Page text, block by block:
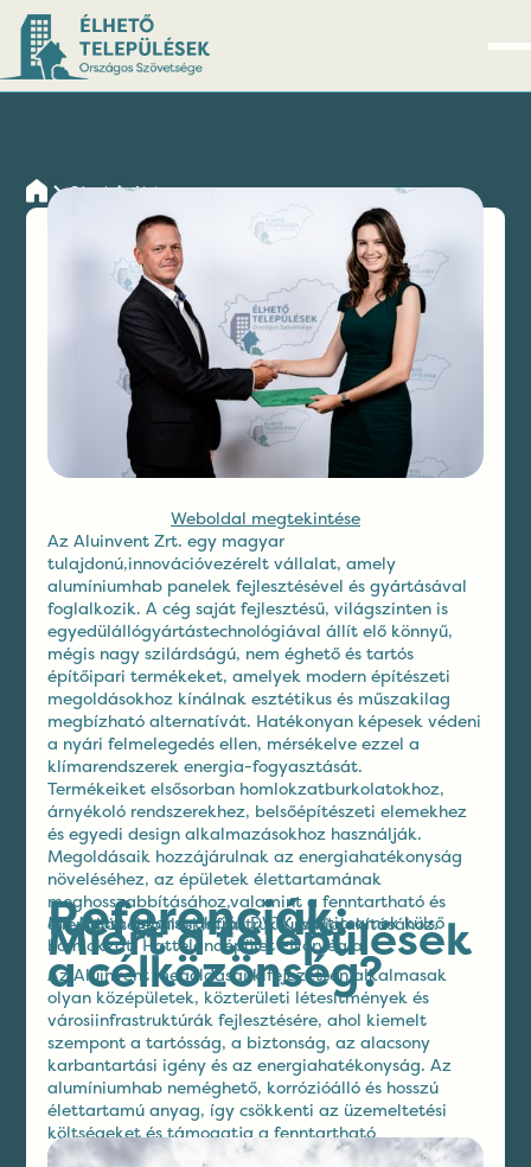
Cégek Aluinvent
Kapcsolatfelvétel
Weboldal megtekintése
Az Aluinvent Zrt. egy magyar
tulajdonú,innovációvezérelt vállalat, amely
alumíniumhab panelek fejlesztésével és gyártásával
foglalkozik. A cég saját fejlesztésű, világszinten is
egyedülállógyártástechnológiával állít elő könnyű,
mégis nagy szilárdságú, nem éghető és tartós
építőipari termékeket, amelyek modern építészeti
megoldásokhoz kínálnak esztétikus és műszakilag
megbízható alternatívát. Hatékonyan képesek védeni
a nyári felmelegedés ellen, mérsékelve ezzel a
klímarendszerek energia-fogyasztását.
Termékeiket elsősorban homlokzatburkolatokhoz,
árnyékoló rendszerekhez, belsőépítészeti elemekhez
és egyedi design alkalmazásokhoz használják.
Megoldásaik hozzájárulnak az energiahatékonyság
növeléséhez, az épületek élettartamának
meghosszabbításához,valamint a fenntartható és
ellenálló települési infrastruktúra kialakításához.
Referenciák:
M3 Metro rekonstrukció, DVTK Multicsarnok külső
homlokzat, Hattelandépület –Norvégia
Miért a települések
a célközönség?
Az Aluinvent megoldásai kifejezetten alkalmasak
olyan középületek, közterületi létesítmények és
városiinfrastruktúrák fejlesztésére, ahol kiemelt
szempont a tartósság, a biztonság, az alacsony
karbantartási igény és az energiahatékonyság. Az
alumíniumhab neméghető, korrózióálló és hosszú
élettartamú anyag, így csökkenti az üzemeltetési
költségeket és támogatja a fenntartható
településfejlesztést.